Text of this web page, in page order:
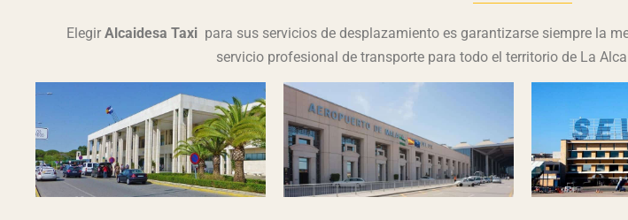
Elegir Alcaidesa Taxi para sus servicios de desplazamiento es garantizarse siempre la
servicio profesional de transporte para todo el territorio de La